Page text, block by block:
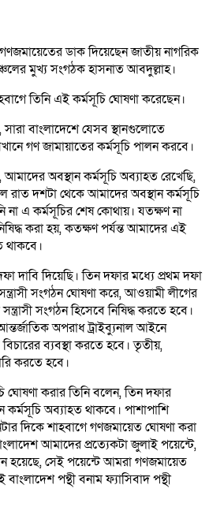
ডাক দিয়েছেন জাতীয় নাগরিক
মুখ্য সংগঠক হাসনাত আবদুল্লাহ।
তিনি এই কর্মসূচি ঘোষণা করেছেন।
বাংলাদেশে যেসব স্থানগুলোতে
গণ জামায়াতের কর্মসূচি পালন করবে।
অবস্থান কর্মসূচি অব্যাহত রেখেছি,
রাত দশটা থেকে আমাদের অবস্থান কর্মসূচি
এ কর্মসূচির শেষ কোথায়। যতক্ষণ না
করা হয়, কতক্ষণ পর্যন্ত আমাদের এই
থাকবে।
দাবি দিয়েছি। তিন দফার মধ্যে প্রথম দফা
সংগঠন ঘোষণা করে, আওয়ামী লীগের
সংগঠন হিসেবে নিষিদ্ধ করতে হবে।
অপরাধ ট্রাইব্যুনাল আইনে
ব্যবস্থা করতে হবে। তৃতীয়,
করতে হবে।
ঘোষণা করার তিনি বলেন, তিন দফার
কর্মসূচি অব্যাহত থাকবে। পাশাপাশি
দিকে শাহবাগে গণজমায়েত ঘোষণা করা
আমাদের প্রত্যেকটা জুলাই পয়েন্টে,
হয়েছে, সেই পয়েন্টে আমরা গণজমায়েত
পন্থী বনাম ফ্যাসিবাদ পন্থী